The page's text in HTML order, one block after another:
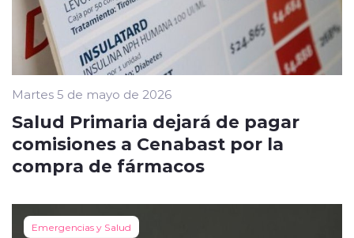
Martes 5 de mayo de 2026
Salud Primaria dejará de pagar
comisiones a Cenabast por la
compra de fármacos
Emergencias y Salud